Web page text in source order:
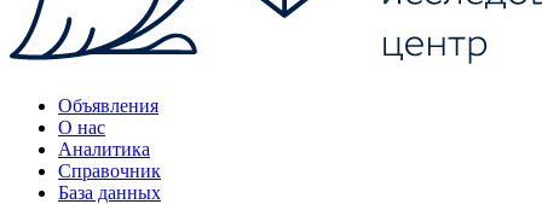
Объявления
О нас
Аналитика
Справочник
База данных